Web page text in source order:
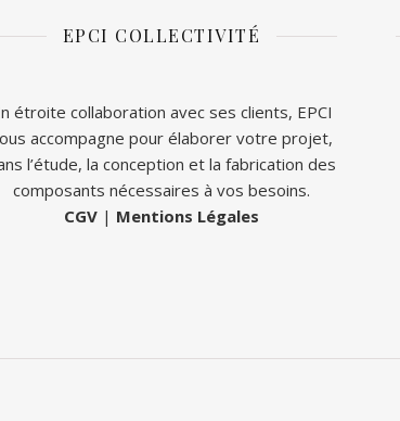
EPCI COLLECTIVITÉ
étroite collaboration avec ses clients, EPCI
accompagne pour élaborer votre projet,
l’étude, la conception et la fabrication des
composants nécessaires à vos besoins.
CGV | Mentions Légales